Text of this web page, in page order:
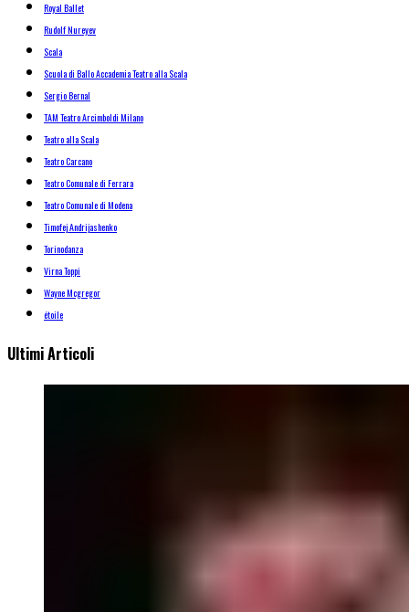
Royal Ballet
Rudolf Nureyev
Scala
Scuola di Ballo Accademia Teatro alla Scala
Sergio Bernal
TAM Teatro Arcimboldi Milano
Teatro alla Scala
Teatro Carcano
Teatro Comunale di Ferrara
Teatro Comunale di Modena
Timofej Andrijashenko
Torinodanza
Virna Toppi
Wayne Mcgregor
étoile
Ultimi Articoli